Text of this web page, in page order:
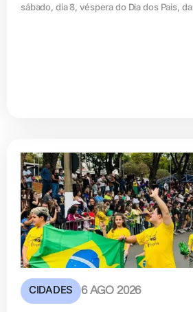
sábado, dia 8, véspera do Dia dos Pais,
CIDADES 6 AGO 2026